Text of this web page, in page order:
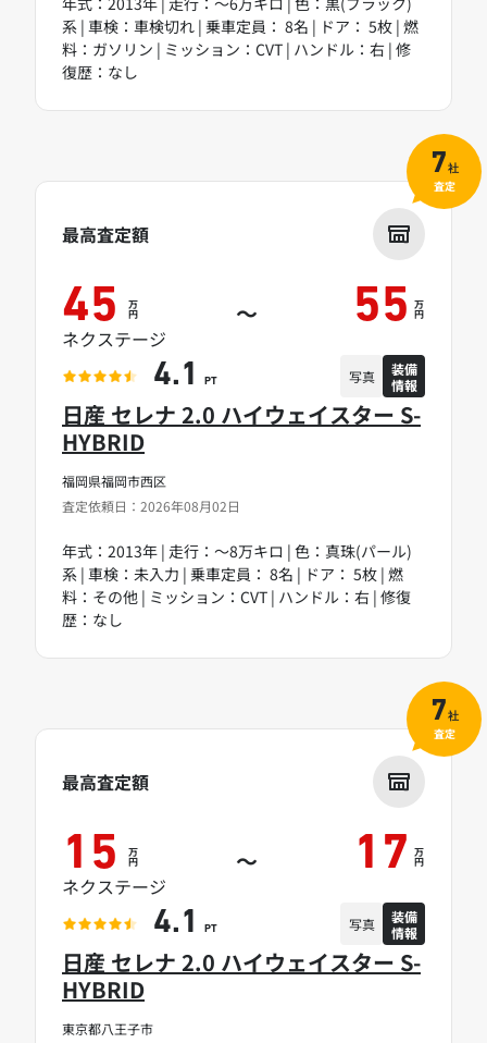
系 | 車検：車検切れ | 乗車定員： 8名 | ドア： 5枚 | 燃
料：ガソリン | ミッション：CVT | ハンドル：右 | 修
復歴：なし
福岡県福岡市西区
査定依頼日：2026年08月02日
日産 セレナ 2.0 ハイウェイスター S-
HYBRID
年式：2013年 | 走行：～8万キロ | 色：真珠(パール)
系 | 車検：未入力 | 乗車定員： 8名 | ドア： 5枚 | 燃
料：その他 | ミッション：CVT | ハンドル：右 | 修復
歴：なし
最高査定額
45 万
円 ～ 55 万
円
ネクステージ
4.1 PT 写真
装備
情報
7社
査定
東京都八王子市
日産 セレナ 2.0 ハイウェイスター S-
HYBRID
最高査定額
15 万
円 ～ 17 万
円
ネクステージ
4.1 PT 写真
装備
情報
7社
査定